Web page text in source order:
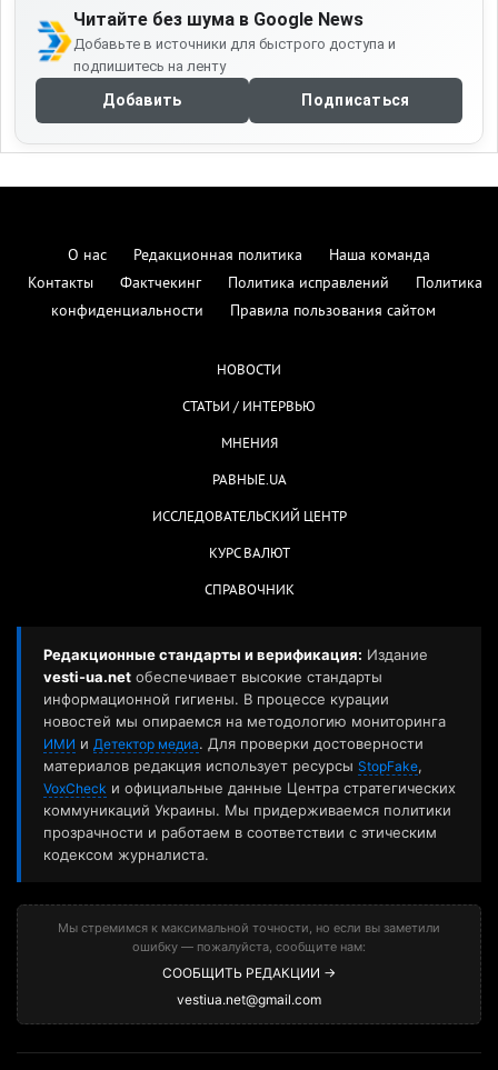
Читайте без шума в Google News
Добавьте в источники для быстрого доступа и
подпишитесь на ленту
Добавить Подписаться
О нас Редакционная политика
Наша команда
Контакты
Фактчекинг Политика исправлений
Политика
конфиденциальности
Правила пользования сайтом
НОВОСТИ
СТАТЬИ / ИНТЕРВЬЮ
МНЕНИЯ
РАВНЫЕ.UA
ИССЛЕДОВАТЕЛЬСКИЙ ЦЕНТР
КУРС ВАЛЮТ
СПРАВОЧНИК
Редакционные стандарты и верификация: Издание
vesti-ua.net обеспечивает высокие стандарты
информационной гигиены. В процессе курации
новостей мы опираемся на методологию мониторинга
ИМИ и Детектор медиа. Для проверки достоверности
материалов редакция использует ресурсы StopFake,
VoxCheck и официальные данные Центра стратегических
коммуникаций Украины. Мы придерживаемся политики
прозрачности и работаем в соответствии с этическим
кодексом журналиста.
Мы стремимся к максимальной точности, но если вы заметили
ошибку — пожалуйста, сообщите нам:
СООБЩИТЬ РЕДАКЦИИ →
vestiua.net@gmail.com